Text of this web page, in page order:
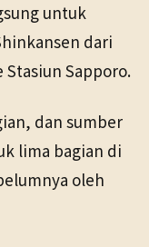
untuk
dari
Sapporo.
dan sumber
lima bagian di
oleh